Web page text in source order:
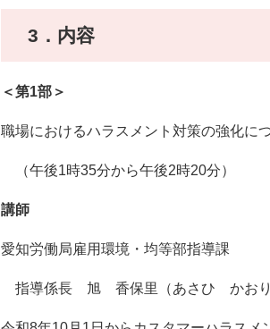
3．内容
＜第1部＞
職場におけるハラスメント対策の強化に
（午後1時35分から午後2時20分）
講師
愛知労働局雇用環境・均等部指導課
指導係長 旭 香保里​（あさひ かおり